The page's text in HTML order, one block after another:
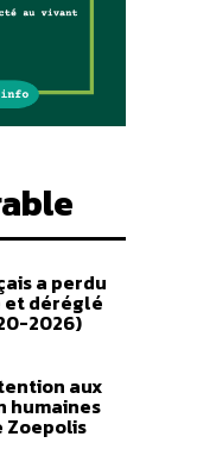
a perdu
et déréglé
2026)
aux
humaines
Zoepolis